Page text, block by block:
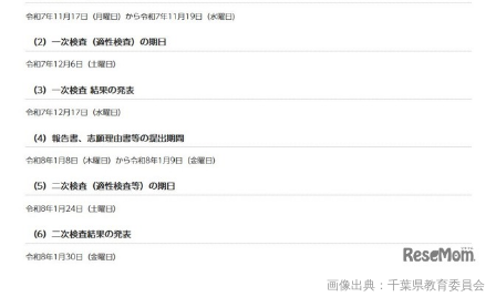
画像出典：千葉県教育委員会